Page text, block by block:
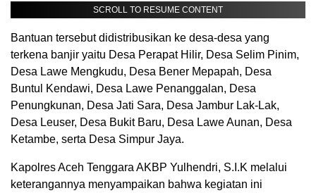
SCROLL TO RESUME CONTENT
Bantuan tersebut didistribusikan ke desa-desa yang
terkena banjir yaitu Desa Perapat Hilir, Desa Selim Pinim,
Desa Lawe Mengkudu, Desa Bener Mepapah, Desa
Buntul Kendawi, Desa Lawe Penanggalan, Desa
Penungkunan, Desa Jati Sara, Desa Jambur Lak-Lak,
Desa Leuser, Desa Bukit Baru, Desa Lawe Aunan, Desa
Ketambe, serta Desa Simpur Jaya.
Kapolres Aceh Tenggara AKBP Yulhendri, S.I.K melalui
keterangannya menyampaikan bahwa kegiatan ini